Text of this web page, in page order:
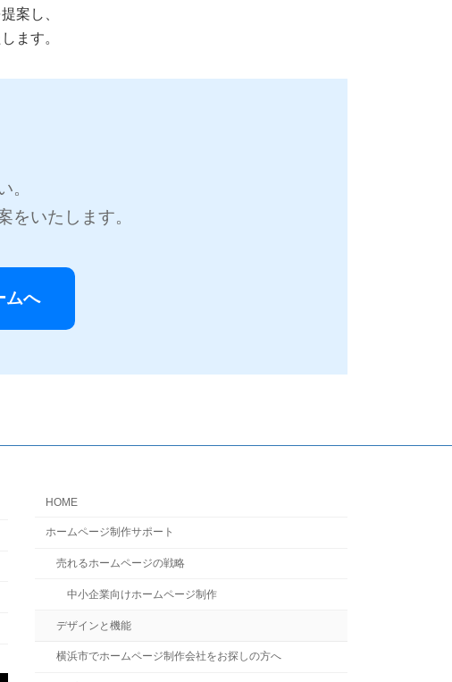
案し、
ます。
。
いたします。
ムへ
HOME
ホームページ制作サポート
売れるホームページの戦略
中小企業向けホームページ制作
デザインと機能
横浜市でホームページ制作会社をお探しの方へ